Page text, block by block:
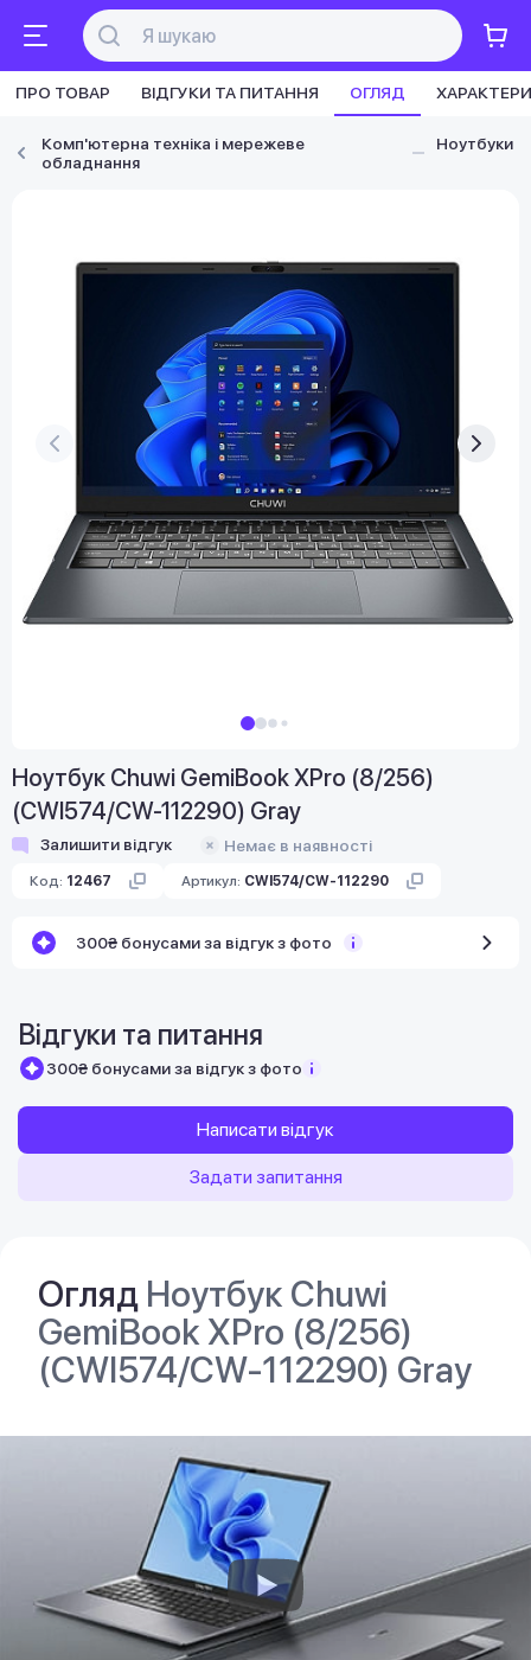
ПРО ТОВАР ВІДГУКИ ТА ПИТАННЯ ОГЛЯД
Комп'ютерна техніка і мережеве
обладнання
Ноутбуки
Ноутбук Chuwi GemiBook XPro (8/256)
(CWI574/CW-112290) Gray
Залишити відгук Немає в наявності
Код: 12467 Артикул: CWI574/CW-112290
300₴ бонусами за відгук з фото
Відгуки та питання
300₴ бонусами за відгук з фото
Написати відгук
Задати запитання
Огляд Ноутбук Chuwi
GemiBook XPro (8/256)
(CWI574/CW-112290) Gray